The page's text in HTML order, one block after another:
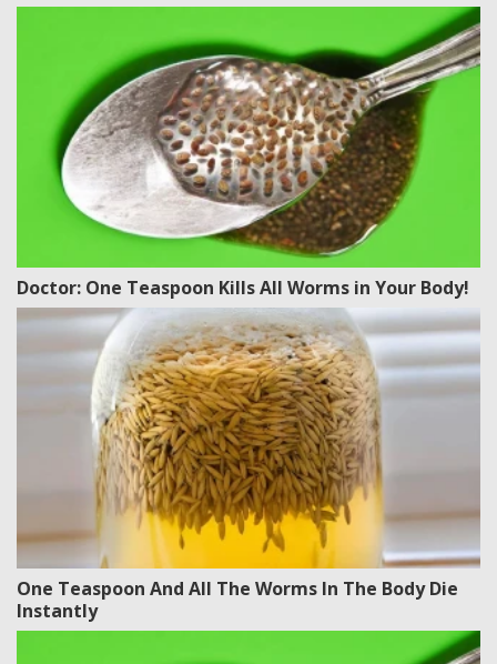
Doctor: One Teaspoon Kills All Worms in Your Body!
One Teaspoon And All The Worms In The Body Die
Instantly